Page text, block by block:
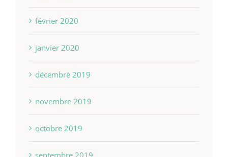
février 2020
janvier 2020
décembre 2019
novembre 2019
octobre 2019